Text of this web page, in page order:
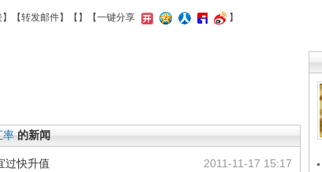
】【转发邮件】【 】 【一键分享 】
率 的新闻
2011-11-17 15:17
过快升值